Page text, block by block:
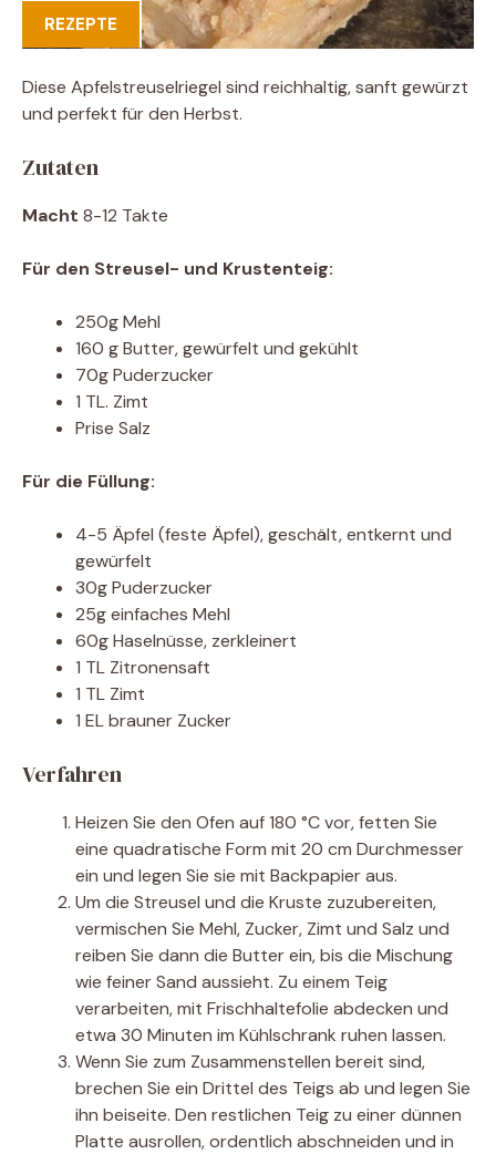
REZEPTE
Diese Apfelstreuselriegel sind reichhaltig, sanft gewürzt
und perfekt für den Herbst.
Zutaten
Macht 8-12 Takte
Für den Streusel- und Krustenteig:
250g Mehl
160 g Butter, gewürfelt und gekühlt
70g Puderzucker
1 TL. Zimt
Prise Salz
Für die Füllung:
4-5 Äpfel (feste Äpfel), geschält, entkernt und
gewürfelt
30g Puderzucker
25g einfaches Mehl
60g Haselnüsse, zerkleinert
1 TL Zitronensaft
1 TL Zimt
1 EL brauner Zucker
Verfahren
Heizen Sie den Ofen auf 180 °C vor, fetten Sie
eine quadratische Form mit 20 cm Durchmesser
ein und legen Sie sie mit Backpapier aus.
Um die Streusel und die Kruste zuzubereiten,
vermischen Sie Mehl, Zucker, Zimt und Salz und
reiben Sie dann die Butter ein, bis die Mischung
wie feiner Sand aussieht. Zu einem Teig
verarbeiten, mit Frischhaltefolie abdecken und
etwa 30 Minuten im Kühlschrank ruhen lassen.
Wenn Sie zum Zusammenstellen bereit sind,
brechen Sie ein Drittel des Teigs ab und legen Sie
ihn beiseite. Den restlichen Teig zu einer dünnen
Platte ausrollen, ordentlich abschneiden und in